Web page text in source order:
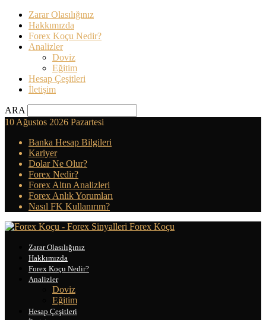
Zarar Olasılığınız
Hakkımızda
Forex Koçu Nedir?
Analizler
Doviz
Eğitim
Hesap Çeşitleri
İletişim
ARA
10 Ağustos 2026 Pazartesi
Banka Hesap Bilgileri
Kariyer
Dolar Ne Olur?
Forex Nedir?
Forex Altın Analizleri
Forex Anlık Yorumları
Nasıl FK Kullanırım?
Forex Koçu
Zarar Olasılığınız
Hakkımızda
Forex Koçu Nedir?
Analizler
Doviz
Eğitim
Hesap Çeşitleri